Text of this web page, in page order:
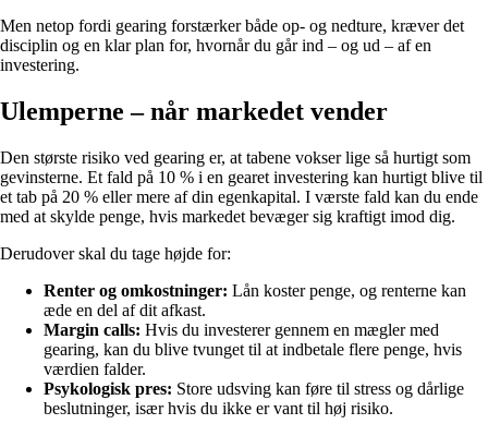
Men netop fordi gearing forstærker både op- og nedture, kræver det
disciplin og en klar plan for, hvornår du går ind – og ud – af en
investering.
Ulemperne – når markedet vender
Den største risiko ved gearing er, at tabene vokser lige så hurtigt som
gevinsterne. Et fald på 10 % i en gearet investering kan hurtigt blive til
et tab på 20 % eller mere af din egenkapital. I værste fald kan du ende
med at skylde penge, hvis markedet bevæger sig kraftigt imod dig.
Derudover skal du tage højde for:
Renter og omkostninger: Lån koster penge, og renterne kan
æde en del af dit afkast.
Margin calls: Hvis du investerer gennem en mægler med
gearing, kan du blive tvunget til at indbetale flere penge, hvis
værdien falder.
Psykologisk pres: Store udsving kan føre til stress og dårlige
beslutninger, især hvis du ikke er vant til høj risiko.